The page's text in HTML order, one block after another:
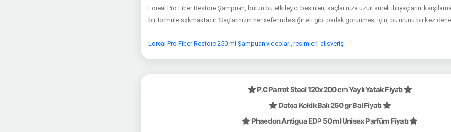
Loreal Pro Fiber Restore Şampuan, bütün bu etkileyici besinleri, saçlarınıza uzun süreli ihtiyaçlarını
bir formüle sokmaktadır. Saçlarınızın her seferinde sığır eti gibi parlak görünmesi için, bu ürünü bir kez
Loreal Pro Fiber Restore 250 ml Şampuan videoları, resimleri, alışveriş
P.C Parrot Steel 120x200 cm Yaylı Yatak Fiyatı
Datça Kekik Balı 250 gr Bal Fiyatı
Phaedon Antigua EDP 50 ml Unisex Parfüm Fiyatı